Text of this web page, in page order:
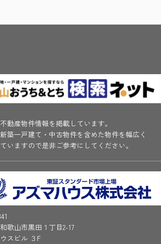
動産物件情報を掲載しています。
築一戸建て・中古物件を含めた物件を幅広く
いますので是非ご参考にしてください。
歌山市黒田１丁目2-17
スビル ３F